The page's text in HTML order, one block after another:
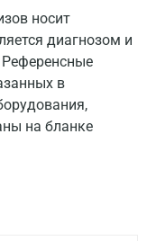
носит
диагнозом и
Референсные
в
на бланке